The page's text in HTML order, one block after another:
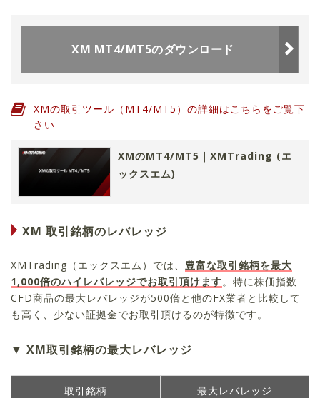
XM MT4/MT5のダウンロード
XMの取引ツール（MT4/MT5）の詳細はこちらをご覧下
さい
XMのMT4/MT5｜XMTrading (エ
ックスエム)
XM 取引銘柄のレバレッジ
XMTrading（エックスエム）では、 豊富な取引銘柄を最大
1,000倍のハイレバレッジでお取引頂けます。特に株価指数
CFD商品の最大レバレッジが500倍と他のFX業者と比較して
も高く、少ない証拠金でお取引頂けるのが特徴です。
XM取引銘柄の最大レバレッジ
取引銘柄 最大レバレッジ